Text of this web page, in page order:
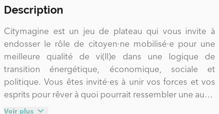
Description
Citymagine est un jeu de plateau qui vous invite à
endosser le rôle de citoyen·ne mobilisé·e pour une
meilleure qualité de vi(ll)e dans une logique de
transition énergétique, économique, sociale et
politique. Vous êtes invité·es à unir vos forces et vos
esprits pour rêver à quoi pourrait ressembler une autre
ville. Vous serez amené·es à découvrir et à imaginer
Voir plus